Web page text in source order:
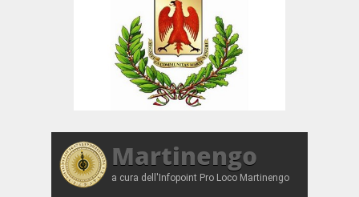
Martinengo
a cura dell'Infopoint Pro Loco Martinengo